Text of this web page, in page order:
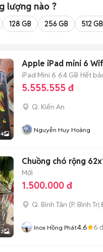
lượng nào ?
128 GB 256 GB 512 GB
4
Apple iPad mini 6
iPad Mini 6 64 GB Hết
5.555.555 đ
Q. Kiến An
Nguyễn Huy Hoàng
3
Chuồng chó rộng
Mới
1.500.000 đ
Q. Bình Tân (P. Bình
Inox Hồng Phát4.6 6